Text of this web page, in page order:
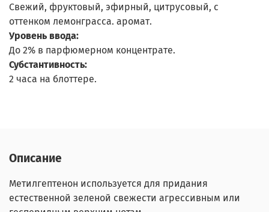
Свежий, фруктовый, эфирный, цитрусовый, с
оттенком лемонграсса. аромат.
Уровень ввода:
До 2% в парфюмерном концентрате.
Субстантивность:
2 часа на блоттере.
Описание
Метилгептенон используется для придания
естественной зеленой свежести агрессивным или